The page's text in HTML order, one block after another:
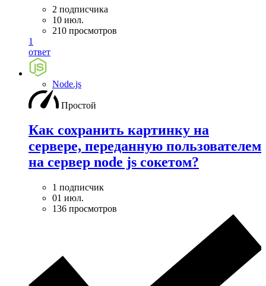
2 подписчика
10 июл.
210 просмотров
1
ответ
Node.js
Простой
Как сохранить картинку на
сервере, переданную пользователем
на сервер node js сокетом?
1 подписчик
01 июл.
136 просмотров